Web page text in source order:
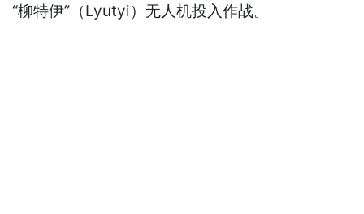
“柳特伊”（Lyutyi）无人机投入作战。